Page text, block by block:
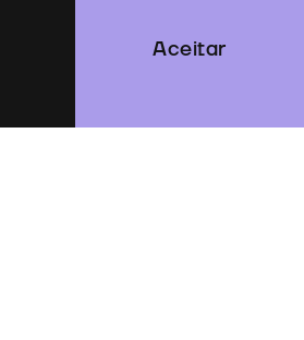
Aceitar